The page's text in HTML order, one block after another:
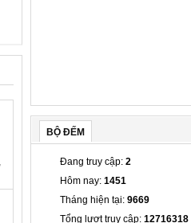
BỘ ĐẾM
Đang truy cập: 2
Hôm nay: 1451
Tháng hiện tại: 9669
Tổng lượt truy cập: 12716318